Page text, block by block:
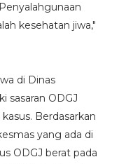
kesehatan jiwa,"
di Dinas
sasaran ODGJ
Berdasarkan
yang ada di
ODGJ berat pada